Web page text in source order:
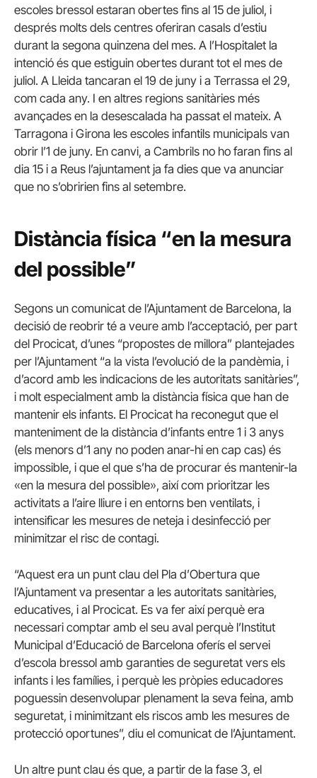
escoles bressol estaran obertes fins al 15 de juliol, i
després molts dels centres oferiran casals d’estiu
durant la segona quinzena del mes. A l’Hospitalet la
intenció és que estiguin obertes durant tot el mes de
juliol. A Lleida tancaran el 19 de juny i a Terrassa el 29,
com cada any. I en altres regions sanitàries més
avançades en la desescalada ha passat el mateix. A
Tarragona i Girona les escoles infantils municipals van
obrir l’1 de juny. En canvi, a Cambrils no ho faran fins al
dia 15 i a Reus l’ajuntament ja fa dies que va anunciar
que no s’obririen fins al setembre.
Distància física “en la mesura
del possible”
Segons un comunicat de l’Ajuntament de Barcelona, la
decisió de reobrir té a veure amb l’acceptació, per part
del Procicat, d’unes “propostes de millora” plantejades
per l’Ajuntament “a la vista l’evolució de la pandèmia, i
d’acord amb les indicacions de les autoritats sanitàries”,
i molt especialment amb la distància física que han de
mantenir els infants. El Procicat ha reconegut que el
manteniment de la distància d’infants entre 1 i 3 anys
(els menors d’1 any no poden anar-hi en cap cas) és
impossible, i que el que s’ha de procurar és mantenir-la
«en la mesura del possible», així com prioritzar les
activitats a l’aire lliure i en entorns ben ventilats, i
intensificar les mesures de neteja i desinfecció per
minimitzar el risc de contagi.
“Aquest era un punt clau del Pla d’Obertura que
l’Ajuntament va presentar a les autoritats sanitàries,
educatives, i al Procicat. Es va fer així perquè era
necessari comptar amb el seu aval perquè l’Institut
Municipal d’Educació de Barcelona oferís el servei
d’escola bressol amb garanties de seguretat vers els
infants i les famílies, i perquè les pròpies educadores
poguessin desenvolupar plenament la seva feina, amb
seguretat, i minimitzant els riscos amb les mesures de
protecció oportunes”, diu el comunicat de l’Ajuntament.
Un altre punt clau és que, a partir de la fase 3, el